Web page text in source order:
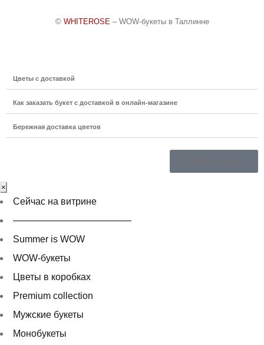
© WHITEROSE – WOW-букеты в Таллинне
Цветы с доставкой
Как заказать букет с доставкой в онлайн-магазине
Бережная доставка цветов
×
Сейчас на витрине
————————————–
Summer is WOW
WOW-букеты
Цветы в коробках
Premium collection
Мужcкие букеты
Монобукеты